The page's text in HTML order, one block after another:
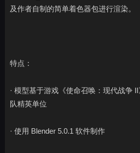
及作者自制的简单着色器包进行渲染。
特点：
· 模型基于游戏《使命召唤：现代战争
队精英单位
· 使用 Blender 5.0.1 软件制作